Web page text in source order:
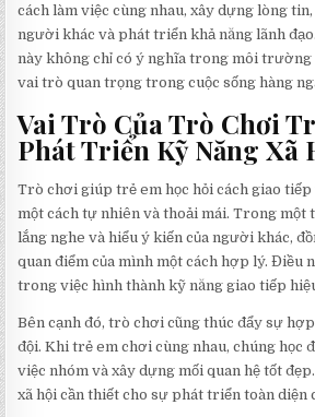
cách làm việc cùng nhau, xây dựng lòng
người khác và phát triển khả năng lãnh
này không chỉ có ý nghĩa trong môi trường
vai trò quan trọng trong cuộc sống hàng
Vai Trò Của Trò Chơi
Phát Triển Kỹ Năng Xã
Trò chơi giúp trẻ em học hỏi cách giao
một cách tự nhiên và thoải mái. Trong
lắng nghe và hiểu ý kiến của người khác,
quan điểm của mình một cách hợp lý. Điều
trong việc hình thành kỹ năng giao tiếp
Bên cạnh đó, trò chơi cũng thúc đẩy sự
đội. Khi trẻ em chơi cùng nhau, chúng học
việc nhóm và xây dựng mối quan hệ tốt
xã hội cần thiết cho sự phát triển toàn diện